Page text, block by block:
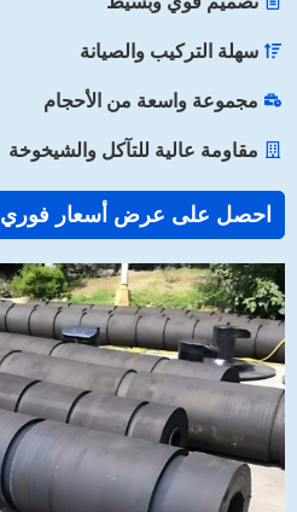
سهلة التركيب والصيانة
مجموعة واسعة من الأحجام
مقاومة عالية للتآكل والشيخوخة
احصل على عرض أسعار فوري